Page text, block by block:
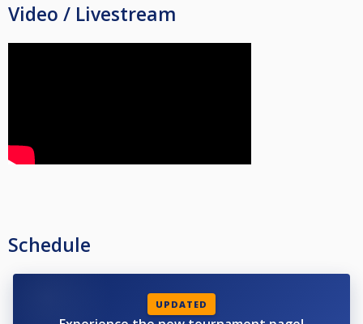
De belangrijkste zaken in het kort:
8-ball: 23, 24 april 2022 en 5, 6 mei 2022
9-ball: 23, 24 april 2022 en 5, 7 mei 2022
Starttijd: uiterlijk 10:00 uur.
De tijden gelden op alle NK-dagen, voor alle disciplines en beide NK-
9203 CH Drachten
Video / Livestream
Schedule
UPDATED